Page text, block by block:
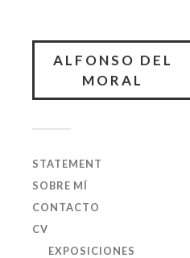
ALFONSO DEL
MORAL
STATEMENT
SOBRE MÍ
CONTACTO
CV
EXPOSICIONES